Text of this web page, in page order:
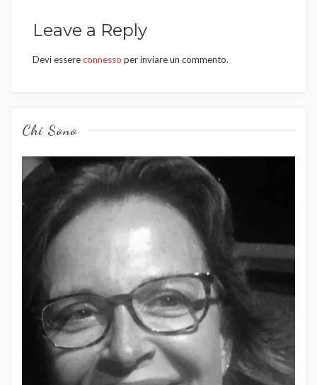
Leave a Reply
Devi essereconnesso per inviare un commento.
Chi Sono